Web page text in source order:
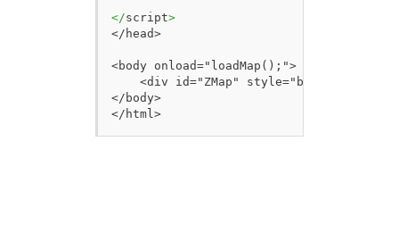
</script>
</head>
<body onload="loadMap();">
<div id="ZMap" style="border:1px
</body>
</html>